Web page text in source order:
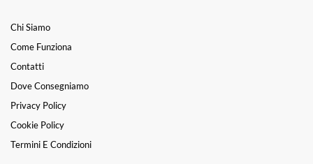
Chi Siamo
Come Funziona
Contatti
Dove Consegniamo
Privacy Policy
Cookie Policy
Termini E Condizioni